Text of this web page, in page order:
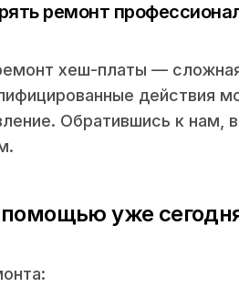
ремонт
хеш-платы —
действия
Обратившись к нам,
уже